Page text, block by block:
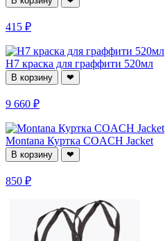
415 ₽
H7 краска для граффити 520мл
В корзину ❤
9 660 ₽
Montana Куртка COACH Jacket
В корзину ❤
850 ₽